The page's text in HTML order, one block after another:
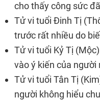
cho thấy công sức
Tử vi tuổi Đinh Tị
trước rất nhiều do
Tử vi tuổi Kỷ Tị
vào ý kiến của người
Tử vi tuổi Tân Tị
người không hiểu